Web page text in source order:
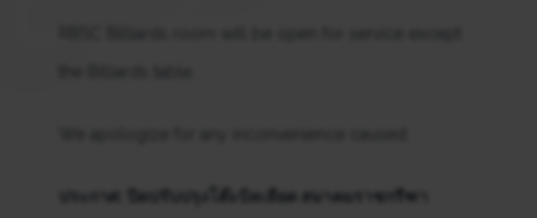
ประกาศ: ปิดปรับปรุงโต๊ะบิลเลียด สมาคมราชกรีฑา